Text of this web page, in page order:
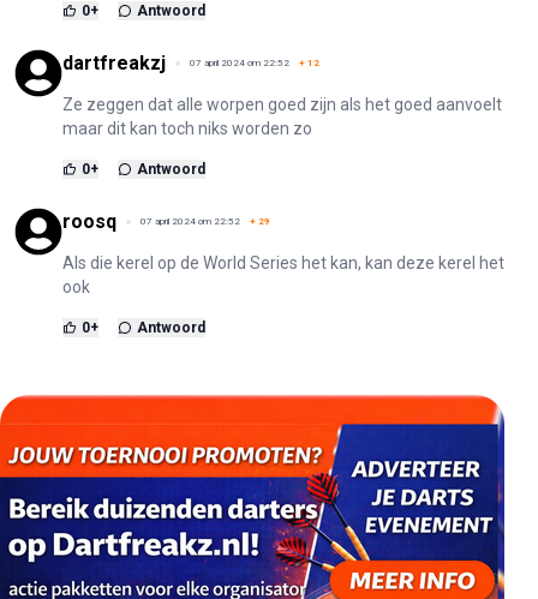
0+ Antwoord
dartfreakzj 07 april 2024 om 22:52 + 12
Ze zeggen dat alle worpen goed zijn als het goed aanvoelt
maar dit kan toch niks worden zo
0+ Antwoord
roosq 07 april 2024 om 22:52 + 29
Als die kerel op de World Series het kan, kan deze kerel het
ook
0+ Antwoord